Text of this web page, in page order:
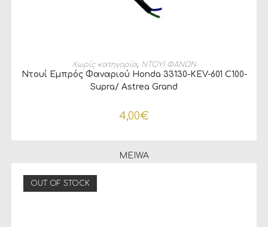
ΠΡΟΣΘΉΚΗ ΣΤΟ ΚΑΛΆΘΙ
Χωρίς κατηγορία, ΝΤΟΥΙ ΦΑΝΩΝ
Ντουί Εμπρός Φαναριού Honda 33130-KEV-601 C100-
Supra/ Astrea Grand
4,00€
MEIWA
OUT OF STOCK